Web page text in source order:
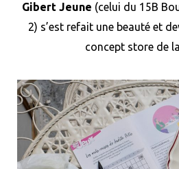
Gibert Jeune (celui du 15B
2) s’est refait une beauté et
concept store de